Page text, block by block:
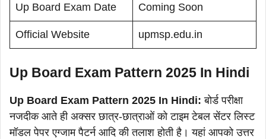
Up Board Exam Date Coming Soon
Official Website upmsp.edu.in
Up Board Exam Pattern 2025 In Hindi
Up Board Exam Pattern 2025 In Hindi: बोर्ड परीक्षा
नजदीक आते ही अक्सर छात्र-छात्राओं को टाइम टेबल सेंटर लिस्ट
मॉडल पेपर एग्जाम पैटर्न आदि की तलाश होती है। यहां आपको उत्तर